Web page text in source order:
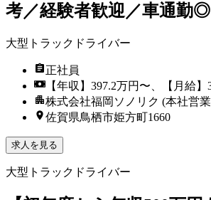
考／経験者歓迎／車通勤◎
大型トラックドライバー
正社員
【年収】397.2万円〜、【月給】
株式会社福岡ソノリク (本社営
佐賀県鳥栖市姫方町1660
求人を見る
大型トラックドライバー